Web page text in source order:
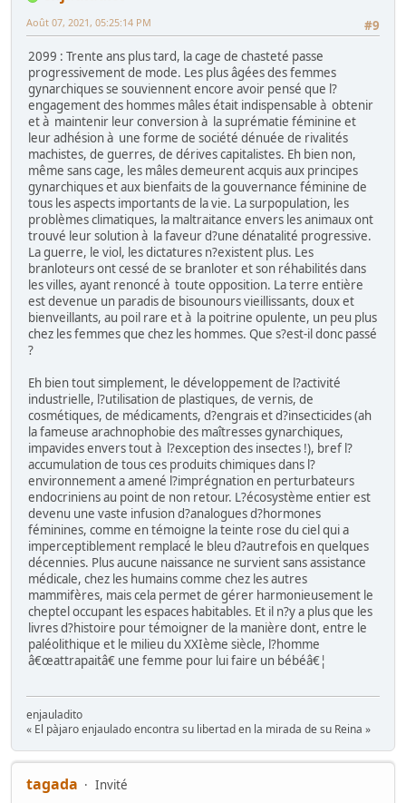
#9
Août 07, 2021, 05:25:14 PM
2099 : Trente ans plus tard, la cage de chasteté passe
progressivement de mode. Les plus âgées des femmes
gynarchiques se souviennent encore avoir pensé que l?
engagement des hommes mâles était indispensable à obtenir
et à maintenir leur conversion à la suprématie féminine et
leur adhésion à une forme de société dénuée de rivalités
machistes, de guerres, de dérives capitalistes. Eh bien non,
même sans cage, les mâles demeurent acquis aux principes
gynarchiques et aux bienfaits de la gouvernance féminine de
tous les aspects importants de la vie. La surpopulation, les
problèmes climatiques, la maltraitance envers les animaux ont
trouvé leur solution à la faveur d?une dénatalité progressive.
La guerre, le viol, les dictatures n?existent plus. Les
branloteurs ont cessé de se branloter et son réhabilités dans
les villes, ayant renoncé à toute opposition. La terre entière
est devenue un paradis de bisounours vieillissants, doux et
bienveillants, au poil rare et à la poitrine opulente, un peu plus
chez les femmes que chez les hommes. Que s?est-il donc passé
?
Eh bien tout simplement, le développement de l?activité
industrielle, l?utilisation de plastiques, de vernis, de
cosmétiques, de médicaments, d?engrais et d?insecticides (ah
la fameuse arachnophobie des maîtresses gynarchiques,
impavides envers tout à l?exception des insectes !), bref l?
accumulation de tous ces produits chimiques dans l?
environnement a amené l?imprégnation en perturbateurs
endocriniens au point de non retour. L?écosystème entier est
devenu une vaste infusion d?analogues d?hormones
féminines, comme en témoigne la teinte rose du ciel qui a
imperceptiblement remplacé le bleu d?autrefois en quelques
décennies. Plus aucune naissance ne survient sans assistance
médicale, chez les humains comme chez les autres
mammifères, mais cela permet de gérer harmonieusement le
cheptel occupant les espaces habitables. Et il n?y a plus que les
livres d?histoire pour témoigner de la manière dont, entre le
paléolithique et le milieu du XXIème siècle, l?homme
â€œattrapaitâ€ une femme pour lui faire un bébéâ€¦
enjauladito
« El pàjaro enjaulado encontra su libertad en la mirada de su Reina »
tagada Invité